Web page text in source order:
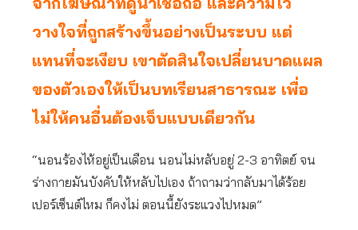
วางใจที่ถูกสร้างขึ้นอย่างเป็นระบบ แต่
แทนที่จะเงียบ เขาตัดสินใจเปลี่ยนบาดแผล
ของตัวเองให้เป็นบทเรียนสาธารณะ เพื่อ
ไม่ให้คนอื่นต้องเจ็บแบบเดียวกัน
“นอนร้องไห้อยู่เป็นเดือน นอนไม่หลับอยู่ 2-3 อาทิตย์ จน
ร่างกายมันบังคับให้หลับไปเอง ถ้าถามว่ากลับมาได้ร้อย
เปอร์เซ็นต์ไหม ก็คงไม่ ตอนนี้ยังระแวงไปหมด”